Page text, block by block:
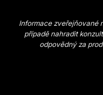
Informace zveřejňované
případě nahradit
odpovědný za